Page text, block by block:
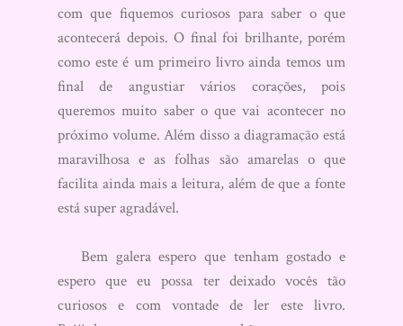
com que fiquemos curiosos para saber o que
acontecerá depois. O final foi brilhante, porém
como este é um primeiro livro ainda temos um
final de angustiar vários corações, pois
queremos muito saber o que vai acontecer no
próximo volume. Além disso a diagramação está
maravilhosa e as folhas são amarelas o que
facilita ainda mais a leitura, além de que a fonte
está super agradável.
Bem galera espero que tenham gostado e
espero que eu possa ter deixado vocês tão
curiosos e com vontade de ler este livro.